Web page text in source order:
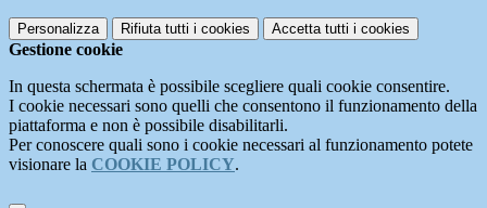
Personalizza Rifiuta tutti i cookies Accetta tutti i cookies
Gestione cookie
In questa schermata è possibile scegliere quali cookie consentire.
I cookie necessari sono quelli che consentono il funzionamento della
piattaforma e non è possibile disabilitarli.
Per conoscere quali sono i cookie necessari al funzionamento potete
visionare la COOKIE POLICY.